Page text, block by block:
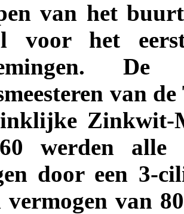
van het
voor het
van
Zinkwit-
werden alle
door een 3-
vermogen van